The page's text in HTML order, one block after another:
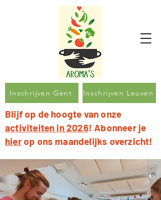
Inschrijven Gent Inschrijven Leuven
Blijf op de hoogte van onze
activiteiten in 2026! Abonneer je
hierop ons maandelijks overzicht!